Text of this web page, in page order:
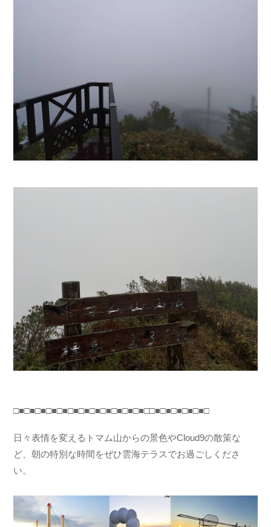
□■□■□■□■□■□■□■□■□■□■□■□■□□■□■□■□■□■□
日々表情を変えるトマム山からの景色やCloud9の散策な
ど、朝の特別な時間をぜひ雲海テラスでお過ごしくださ
い。